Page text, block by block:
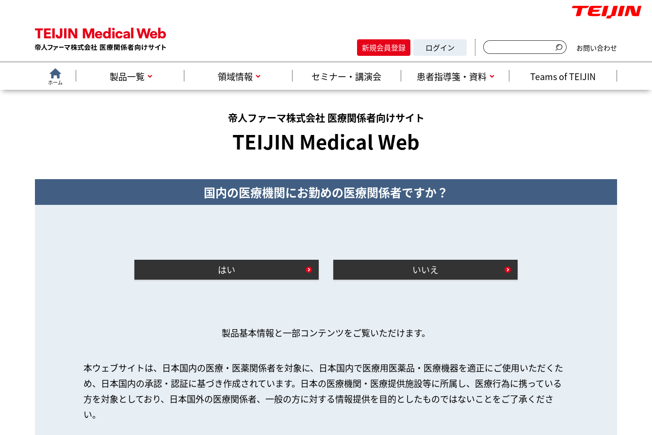
新規会員登録 ログイン 検索キーワード入力 お問い合わせ
ホーム 製品一覧 領域情報 セミナー・講演会 患者指導箋・資料 Teams of TEIJIN
帝人ファーマ株式会社 医療関係者向けサイト
TEIJIN Medical Web
国内の医療機関にお勤めの医療関係者ですか？
はい いいえ
製品基本情報と一部コンテンツをご覧いただけます。
本ウェブサイトは、日本国内の医療・医薬関係者を対象に、日本国内で医療用医薬品・医療機器を適正にご使用いただくた
め、日本国内の承認・認証に基づき作成されています。日本の医療機関・医療提供施設等に所属し、医療行為に携っている
方を対象としており、日本国外の医療関係者、一般の方に対する情報提供を目的としたものではないことをご了承くださ
い。